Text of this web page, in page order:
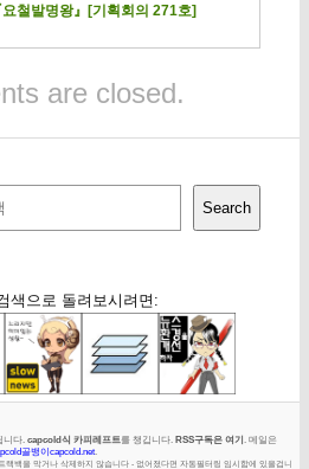
철발명왕』[기획회의 271호]
are closed.
Search
색으로 돌려보시려면:
니다.capcold식 카피레프트를 챙깁니다. RSS구독은 여기. 메일은
골뱅이capcold.net.
백을 막거나 삭제하지 않습니다 - 없어졌다면 자동필터링 임시함에 있을겁니